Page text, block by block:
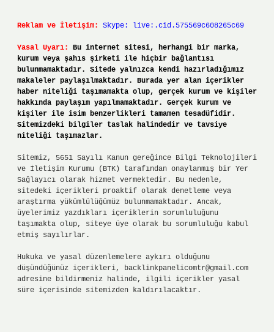
Reklam ve İletişim: Skype: live:.cid.575569c608265c69
Yasal Uyarı:
Bu internet sitesi, herhangi bir marka,
kurum veya şahıs şirketi ile hiçbir bağlantısı
bulunmamaktadır. Sitede yalnızca kendi hazırladığımız
makaleler paylaşılmaktadır. Burada yer alan içerikler
haber niteliği taşımamakta olup, gerçek kurum ve kişiler
hakkında paylaşım yapılmamaktadır. Gerçek kurum ve
kişiler ile isim benzerlikleri tamamen tesadüfidir.
Sitemizdeki bilgiler taslak halindedir ve tavsiye
niteliği taşımazlar.
Sitemiz, 5651 Sayılı Kanun gereğince Bilgi Teknolojileri
ve İletişim Kurumu (BTK) tarafından onaylanmış bir Yer
Sağlayıcı olarak hizmet vermektedir. Bu nedenle,
sitedeki içerikleri proaktif olarak denetleme veya
araştırma yükümlülüğümüz bulunmamaktadır. Ancak,
üyelerimiz yazdıkları içeriklerin sorumluluğunu
taşımakta olup, siteye üye olarak bu sorumluluğu kabul
etmiş sayılırlar.
Hukuka ve yasal düzenlemelere aykırı olduğunu
düşündüğünüz içerikleri, backlinkpanelicomtr@gmail.com
adresine bildirmeniz halinde, ilgili içerikler yasal
süre içerisinde sitemizden kaldırılacaktır.